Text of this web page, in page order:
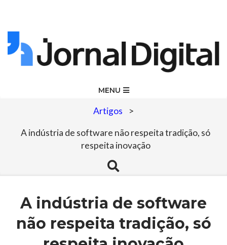
Skip
to
Jornal
Digital
MENU
Artigos >
A indústria de software não respeita tradição, só
respeita inovação
Search
A indústria de software
não respeita tradição, só